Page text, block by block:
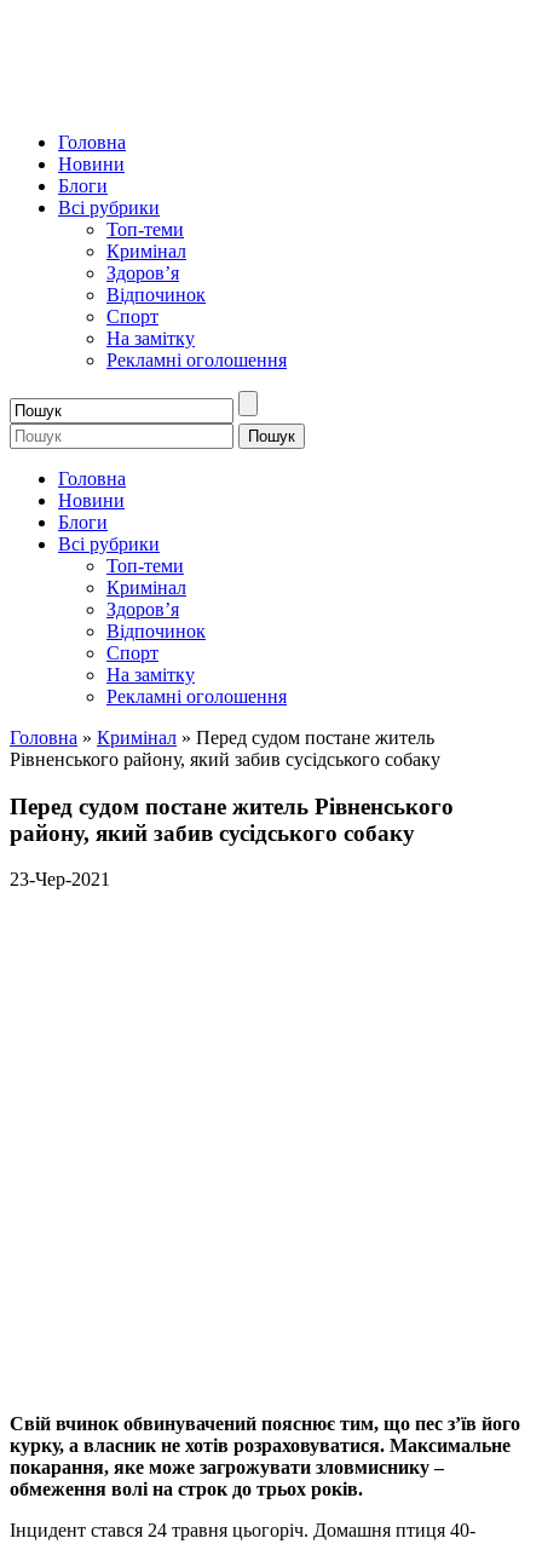
Головна
Новини
Блоги
Всі рубрики
Топ-теми
Кримінал
Здоров’я
Відпочинок
Спорт
На замітку
Рекламні оголошення
Головна
Новини
Блоги
Всі рубрики
Топ-теми
Кримінал
Здоров’я
Відпочинок
Спорт
На замітку
Рекламні оголошення
Головна » Кримінал » Перед судом постане житель
Рівненського району, який забив сусідського собаку
Перед судом постане житель Рівненського
району, який забив сусідського собаку
23-Чер-2021
Свій вчинок обвинувачений пояснює тим, що пес з’їв його
курку, а власник не хотів розраховуватися. Максимальне
покарання, яке може загрожувати зловмиснику –
обмеження волі на строк до трьох років.
Інцидент стався 24 травня цьогоріч. Домашня птиця 40-